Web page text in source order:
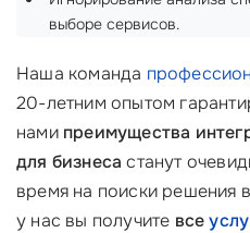
выборе сервисов.
Наша команда
20-летним опытом
нами преимущества
для бизнеса станут
время на поиски решения
у нас вы получите все